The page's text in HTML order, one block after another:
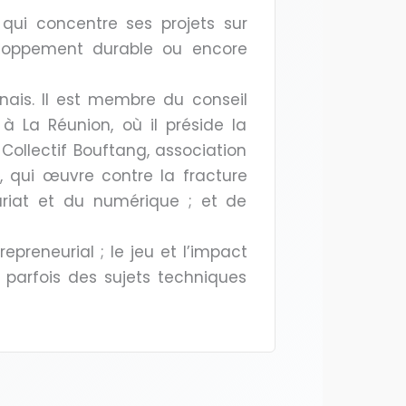
concentre ses projets sur
durable ou encore
Il est membre du conseil
La Réunion, où il préside la
Bouftang, association
qui œuvre contre la fracture
et du numérique ; et de
; le jeu et l’impact
des sujets techniques